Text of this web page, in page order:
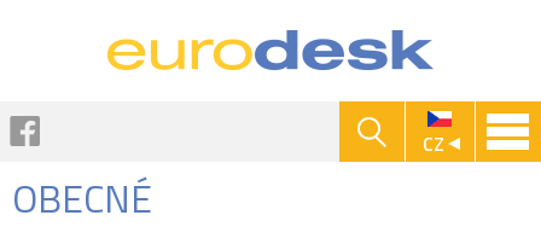
CZ
OBECNÉ